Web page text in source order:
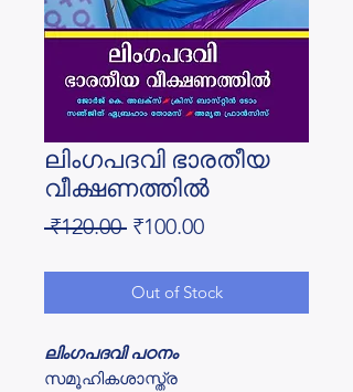
ലിംഗപദവി ഭാരതീയ
വീക്ഷണത്തിൽ
₹120.00 Regular
₹100.00Sale
Out of Stock
ലിംഗപദവി പഠനം
സമൂഹികശാസ്ത്ര